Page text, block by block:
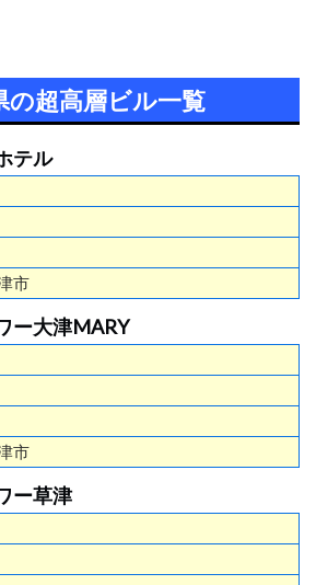
の超高層ビル一覧
テル
市
ー大津MARY
市
ー草津